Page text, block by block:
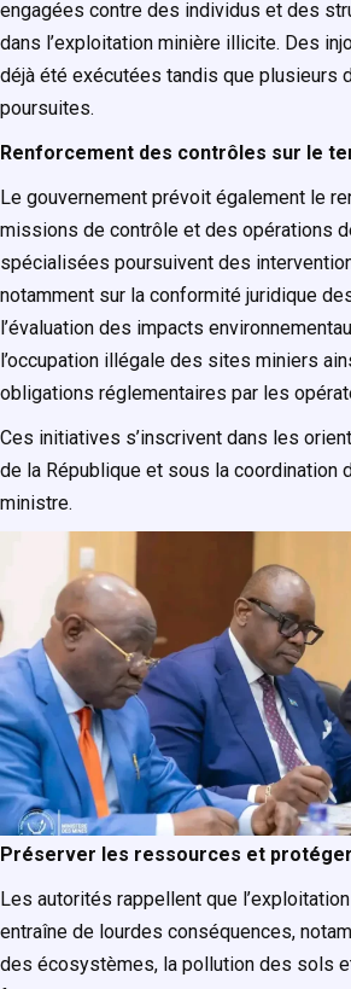
engagées contre des individus et des
dans l’exploitation minière illicite. Des
déjà été exécutées tandis que plusieurs
poursuites.
Renforcement des contrôles sur le
Le gouvernement prévoit également le
missions de contrôle et des opérations
spécialisées poursuivent des
notamment sur la conformité juridique
l’évaluation des impacts
l’occupation illégale des sites miniers
obligations réglementaires par les
Ces initiatives s’inscrivent dans les
de la République et sous la coordination
ministre.
Préserver les ressources et
Les autorités rappellent que
entraîne de lourdes conséquences,
des écosystèmes, la pollution des sols